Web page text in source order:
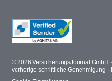
© 2026 VersicherungsJournal GmbH
vorherige schriftliche Genehmigung ·